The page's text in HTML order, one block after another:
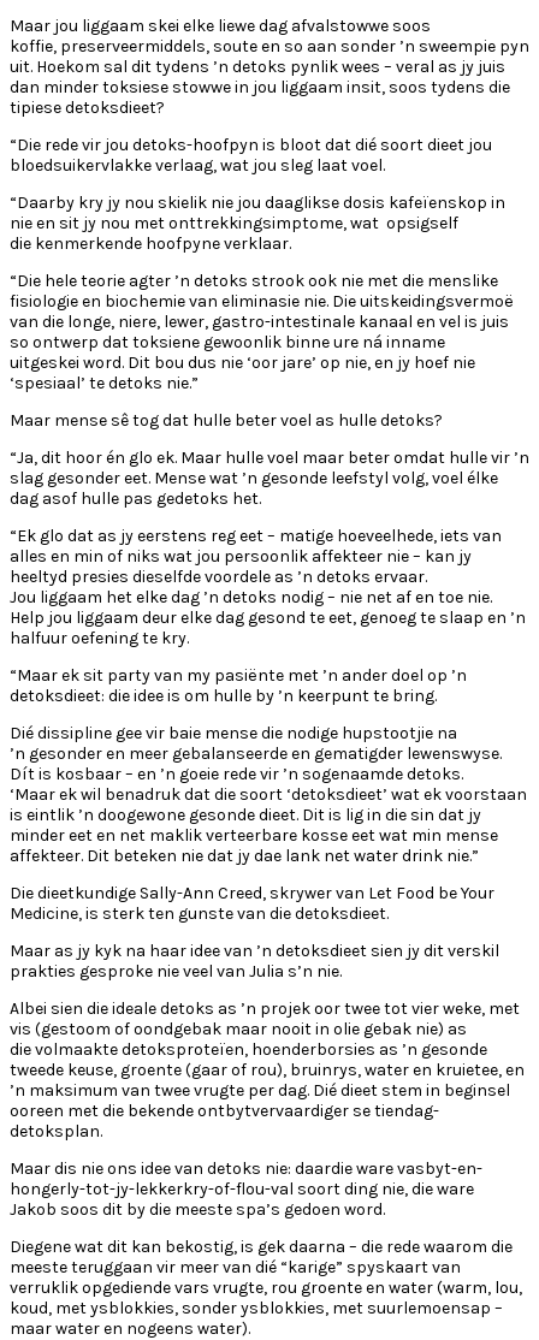
Maar jou liggaam skei elke liewe dag afvalstowwe soos
koffie, preserveermiddels, soute en so aan sonder ’n sweempie pyn
uit. Hoekom sal dit tydens ’n detoks pynlik wees – veral as jy juis
dan minder toksiese stowwe in jou liggaam insit, soos tydens die
tipiese detoksdieet?
“Die rede vir jou detoks-hoofpyn is bloot dat dié soort dieet jou
bloedsuikervlakke verlaag, wat jou sleg laat voel.
“Daarby kry jy nou skielik nie jou daaglikse dosis kafeïenskop in
nie en sit jy nou met onttrekkingsimptome, wat opsigself
die kenmerkende hoofpyne verklaar.
“Die hele teorie agter ’n detoks strook ook nie met die menslike
fisiologie en biochemie van eliminasie nie. Die uitskeidingsvermoë
van die longe, niere, lewer, gastro-intestinale kanaal en vel is juis
so ontwerp dat toksiene gewoonlik binne ure ná inname
uitgeskei word. Dit bou dus nie ‘oor jare’ op nie, en jy hoef nie
‘spesiaal’ te detoks nie.”
Maar mense sê tog dat hulle beter voel as hulle detoks?
“Ja, dit hoor én glo ek. Maar hulle voel maar beter omdat hulle vir ’n
slag gesonder eet. Mense wat ’n gesonde leefstyl volg, voel élke
dag asof hulle pas gedetoks het.
“Ek glo dat as jy eerstens reg eet – matige hoeveelhede, iets van
alles en min of niks wat jou persoonlik affekteer nie – kan jy
heeltyd presies dieselfde voordele as ’n detoks ervaar.
Jou liggaam het elke dag ’n detoks nodig – nie net af en toe nie.
Help jou liggaam deur elke dag gesond te eet, genoeg te slaap en ’n
halfuur oefening te kry.
“Maar ek sit party van my pasiënte met ’n ander doel op ’n
detoksdieet: die idee is om hulle by ’n keerpunt te bring.
Dié dissipline gee vir baie mense die nodige hupstootjie na
’n gesonder en meer gebalanseerde en gematigder lewenswyse.
Dít is kosbaar – en ’n goeie rede vir ’n sogenaamde detoks.
‘Maar ek wil benadruk dat die soort ‘detoksdieet’ wat ek voorstaan
is eintlik ’n doogewone gesonde dieet. Dit is lig in die sin dat jy
minder eet en net maklik verteerbare kosse eet wat min mense
affekteer. Dit beteken nie dat jy dae lank net water drink nie.”
Die dieetkundige Sally-Ann Creed, skrywer van Let Food be Your
Medicine, is sterk ten gunste van die detoksdieet.
Maar as jy kyk na haar idee van ’n detoksdieet sien jy dit verskil
prakties gesproke nie veel van Julia s’n nie.
Albei sien die ideale detoks as ’n projek oor twee tot vier weke, met
vis (gestoom of oondgebak maar nooit in olie gebak nie) as
die volmaakte detoksproteïen, hoenderborsies as ’n gesonde
tweede keuse, groente (gaar of rou), bruinrys, water en kruietee, en
’n maksimum van twee vrugte per dag. Dié dieet stem in beginsel
ooreen met die bekende ontbytvervaardiger se tiendag-
detoksplan.
Maar dis nie ons idee van detoks nie: daardie ware vasbyt-en-
hongerly-tot-jy-lekkerkry-of-flou-val soort ding nie, die ware
Jakob soos dit by die meeste spa’s gedoen word.
Diegene wat dit kan bekostig, is gek daarna – die rede waarom die
meeste teruggaan vir meer van dié “karige” spyskaart van
verruklik opgediende vars vrugte, rou groente en water (warm, lou,
koud, met ysblokkies, sonder ysblokkies, met suurlemoensap –
maar water en nogeens water).